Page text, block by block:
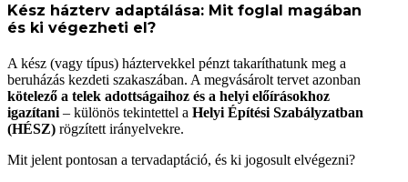
Kész házterv adaptálása: Mit foglal magában
és ki végezheti el?
A kész (vagy típus) háztervekkel pénzt takaríthatunk meg a
beruházás kezdeti szakaszában. A megvásárolt tervet azonban
kötelező a telek adottságaihoz és a helyi előírásokhoz
igazítani – különös tekintettel a Helyi Építési Szabályzatban
(HÉSZ) rögzített irányelvekre.
Mit jelent pontosan a tervadaptáció, és ki jogosult elvégezni?